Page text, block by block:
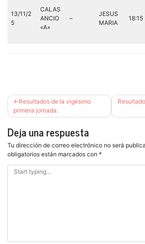
13/11/2
5
CALAS
ANCIO
«A»
–
JESUS
MARIA
18:15
Navegación
de
entradas
Resultados de la vigésimo
primera jornada.
Deja una respuesta
Tu dirección de correo electrónico no será
obligatorios están marcados con *